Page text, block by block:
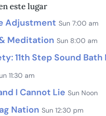
este lugar
Adjustment Sun 7:00 am
Meditation Sun 8:00 am
11th Step Sound
11:30 am
I Cannot Lie Sun Noon
Nation Sun 12:30 pm